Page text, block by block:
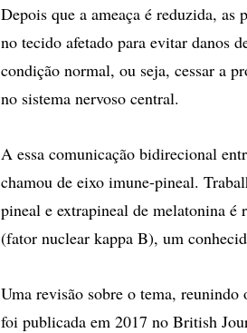
Depois que a ameaça é reduzida, as
no tecido afetado para evitar danos
condição normal, ou seja, cessar a
no sistema nervoso central.
A essa comunicação bidirecional
chamou de eixo imune-pineal.
pineal e extrapineal de melatonina
(fator nuclear kappa B), um
Uma revisão sobre o tema, reunindo
foi publicada em 2017 no British